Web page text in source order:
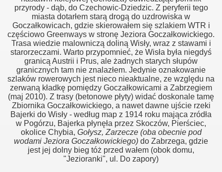
przyrody - dąb, do Czechowic-Dziedzic. Z peryferii tego
miasta dotarłem starą drogą do uzdrowiska w
Goczałkowicach, gdzie skierowałem się szlakiem WTR i
częściowo Greenways w stronę Jeziora Goczałkowickiego.
Trasa wiedzie malowniczą doliną Wisły, wraz z stawami i
starorzeczami. Warto przypomnieć, że Wisła była niegdyś
granicą Austrii i Prus, ale żadnych starych słupów
granicznych tam nie znalazłem. Jedynie oznakowanie
szlaków rowerowych jest nieco nieaktualne, ze względu na
zerwaną kładkę pomiędzy Goczałkowicami a Zabrzegiem
(maj 2010). Z trasy (betonowe płyty) widać doskonale tamę
Zbiornika Goczałkowickiego, a nawet dawne ujście rzeki
Bajerki do Wisły - według map z 1914 roku mająca zródła
w Pogórzu, Bajerka płynęła przez Skoczów, Pierściec,
okolice Chybia, Gołysz, Zarzecze (oba obecnie pod
wodami Jeziora Goczałkowickiego) do Zabrzega, gdzie
jest jej dolny bieg tóż przed wałem (obok domu,
"Jezioranki", ul. Do zapory)